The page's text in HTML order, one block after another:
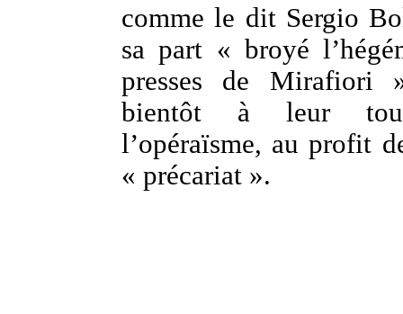
comme le dit Sergio
sa part « broyé
presses de Mirafiori
bientôt à leur
l’opéraïsme, au profit
« précariat ».